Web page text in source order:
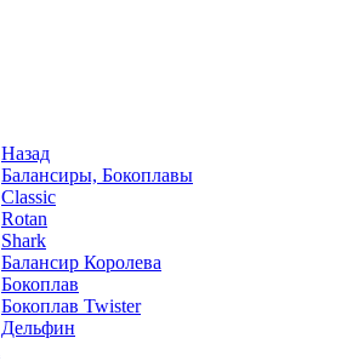
Назад
Балансиры, Бокоплавы
Classic
Rotan
Shark
Балансир Королева
Бокоплав
Бокоплав Twister
Дельфин